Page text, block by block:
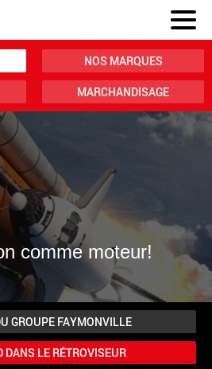
NOS MARQUES
MARCHANDISAGE
comme moteur!
GROUPE FAYMONVILLE
DANS LE RÉTROVISEUR